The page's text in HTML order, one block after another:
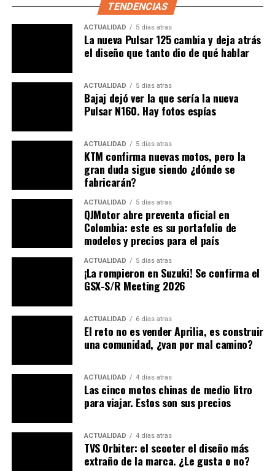
¿El Gobierno Petro prohibirá las motos
a gasolina?
A Colombia llegará el siguiente abanico de referencias
• Tiger 850 Sport.
• Tiger 1200 Rally.
• Tiger 1200 Explorer.
Modern Classic.
• Boneville T100.
• Scrambler 900.
• Scrambler 1200.
TENDENCIAS
ACTUALIDAD 5 días atras
La nueva Pulsar 125 cambia y deja atrás
el diseño que tanto dio de qué hablar
ACTUALIDAD 5 días atras
Bajaj dejó ver la que sería la nueva
Pulsar N160. Hay fotos espías
ACTUALIDAD 5 días atras
KTM confirma nuevas motos, pero la
gran duda sigue siendo ¿dónde se
fabricarán?
ACTUALIDAD 5 días atras
QJMotor abre preventa oficial en
Colombia: este es su portafolio de
modelos y precios para el país
ACTUALIDAD 5 días atras
¡La rompieron en Suzuki! Se confirma el
GSX-S/R Meeting 2026
ACTUALIDAD 6 días atras
El reto no es vender Aprilia, es construir
una comunidad, ¿van por mal camino?
ACTUALIDAD 4 días atras
Las cinco motos chinas de medio litro
para viajar. Estos son sus precios
ACTUALIDAD 4 días atras
TVS Orbiter: el scooter el diseño más
extraño de la marca. ¿Le gusta o no?